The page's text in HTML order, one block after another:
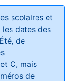
scolaires et
les dates des
de
C, mais
de